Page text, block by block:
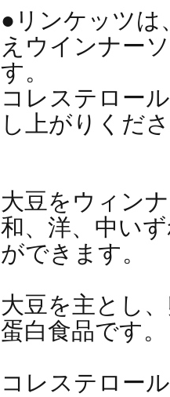
●リンケッツは
えウインナー
す。
コレステロー
し上がりく
大豆をウィン
和、洋、中い
ができま
大豆を主とし
蛋白食品
コレステロ